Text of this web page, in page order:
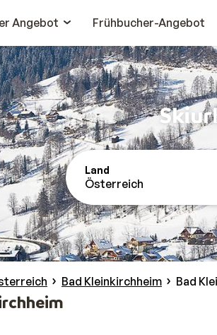
Angebot
Frühbucher-Angebot
Land
Österreich
Bad Kleinkirchheim Bad